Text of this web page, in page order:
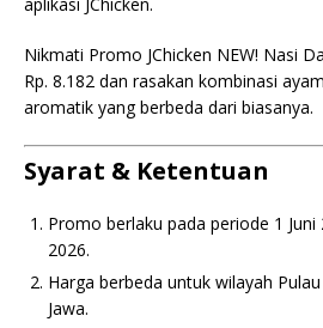
Nikmati Promo JChicken NEW! Nasi
Rp. 8.182 dan rasakan kombinasi
aromatik yang berbeda dari biasanya.
Syarat & Ketentuan
Promo berlaku pada periode 1 Juni
2026.
Harga berbeda untuk wilayah
Jawa.